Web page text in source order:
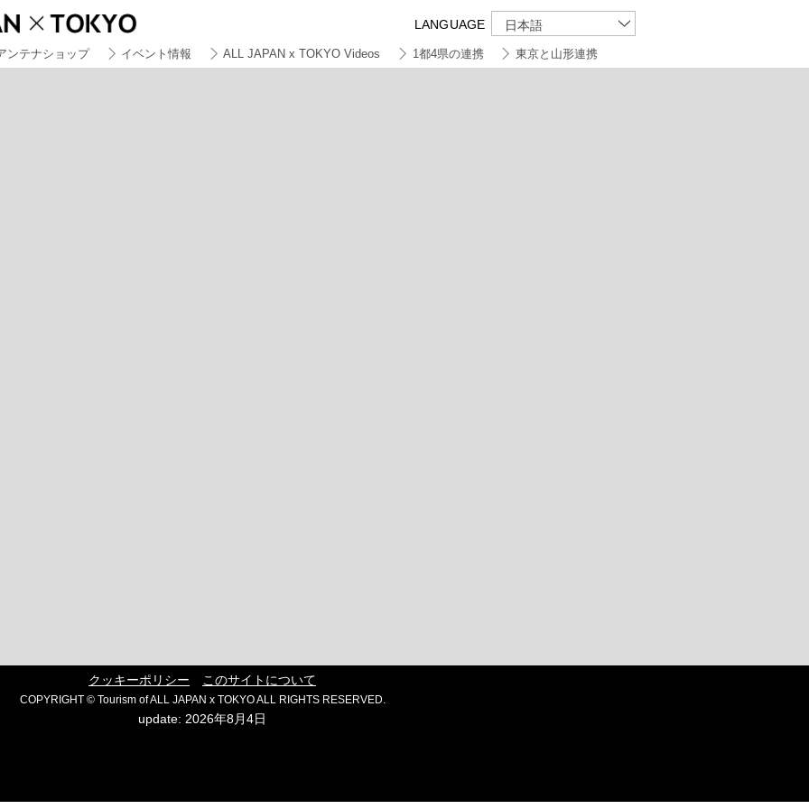
LANGUAGE 日本語
ンテナショップ イベント情報 ALL JAPAN x TOKYO Videos 1都4県の連携 東京と山形連携
クッキーポリシー このサイトについて
COPYRIGHT © Tourism of ALL JAPAN x TOKYO ALL RIGHTS RESERVED.
update: 2026年8月4日